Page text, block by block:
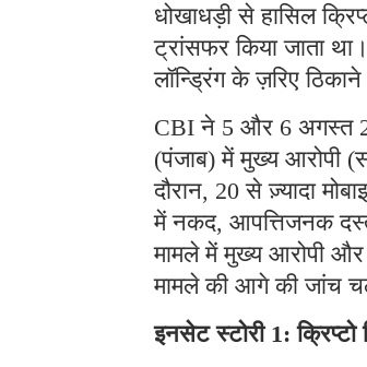
धोखाधड़ी से हासिल
ट्रांसफर किया जाता
लॉन्ड्रिंग के ज़रिए ठिकाने
CBI ने 5 और 6 अगस्त
(पंजाब) में मुख्य आरोपी
दौरान, 20 से ज़्यादा
में नकद, आपत्तिजनक
मामले में मुख्य आरोपी और
मामले की आगे की जांच
इनसेट स्टोरी 1: क्रिप्टो